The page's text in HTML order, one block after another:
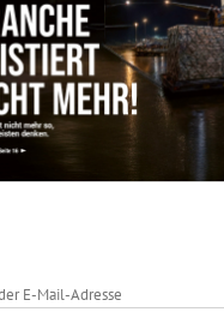
E-Mail-Adresse